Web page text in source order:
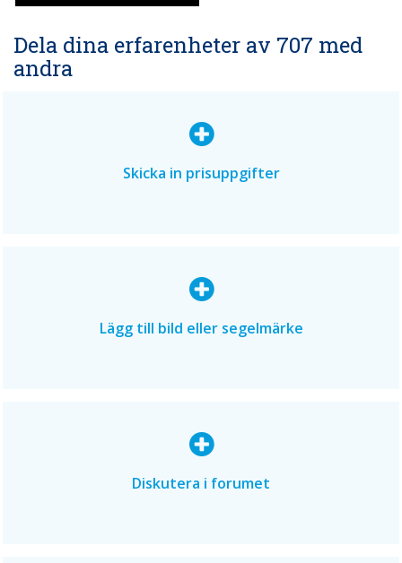
Dela dina erfarenheter av 707 med
andra
Skicka in prisuppgifter
Lägg till bild eller segelmärke
Diskutera i forumet